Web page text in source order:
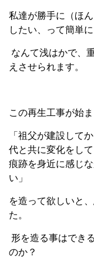
私達が勝手に（ほ
したい、って簡単
なんて浅はかで、
えさせられます。
この再生工事が始ま
「祖父が建設して
代と共に変化をし
痕跡を身近に感じ
い」
を造って欲しいと
た。
形を造る事はでき
のか？